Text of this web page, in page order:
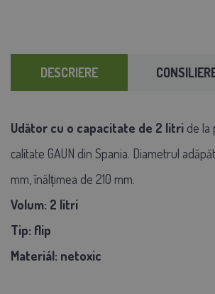
DESCRIERE
Udător cu o capacitate de 2 litri de la
calitate GAUN din Spania. Diametrul
mm, înălțimea de 210 mm.
Volum: 2 litri
Tip: flip
Materiál: netoxic